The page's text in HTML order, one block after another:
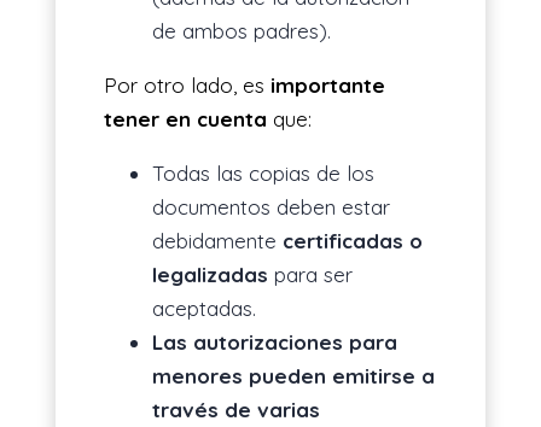
de ambos padres).
Por otro lado, es importante
tener en cuenta que:
Todas las copias de los
documentos deben estar
debidamente certificadas o
legalizadas para ser
aceptadas.
Las autorizaciones para
menores pueden emitirse a
través de varias